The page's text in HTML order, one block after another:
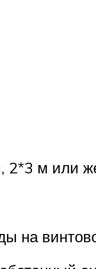
2*3 м или
на